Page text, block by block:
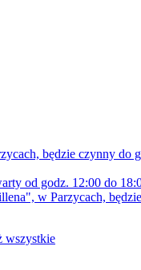
będzie czynny do
od godz. 12:00 do
w Parzycach,
wszystkie